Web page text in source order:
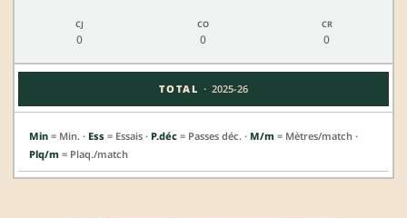
0 0 0
TOTAL · 2025-26
Min = Min. · Ess = Essais · P.déc = Passes déc. · M/m = Mètres/match ·
Plq/m = Plaq./match